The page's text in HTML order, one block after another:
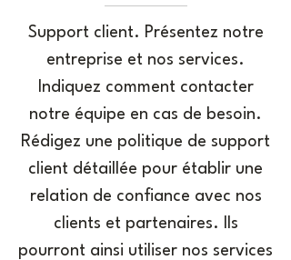
Support client. Présentez notre
entreprise et nos services.
Indiquez comment contacter
notre équipe en cas de besoin.
Rédigez une politique de support
client détaillée pour établir une
relation de confiance avec nos
clients et partenaires. Ils
pourront ainsi utiliser nos services